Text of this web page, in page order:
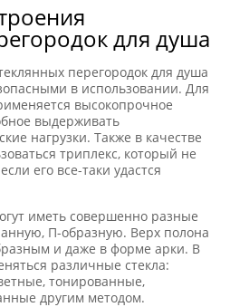
для душа
перегородок для душа
в использовании. Для
высокопрочное
выдерживать
нагрузки. Также в качестве
триплекс, который не
его все-таки удастся
иметь совершенно разные
П-образную. Верх полона
и даже в форме арки. В
различные стекла:
тонированные,
другим методом.